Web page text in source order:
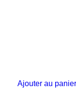
Ajouter au panier